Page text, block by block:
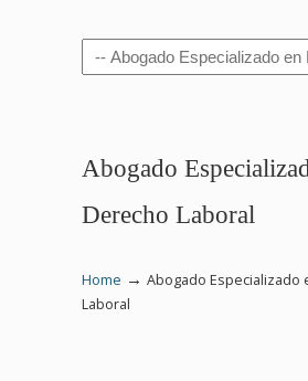
Navigation
Abogado
Derecho Laboral
Home → Abogado Especializado
Laboral